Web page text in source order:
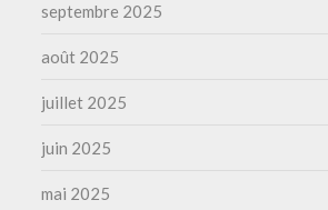
septembre 2025
août 2025
juillet 2025
juin 2025
mai 2025